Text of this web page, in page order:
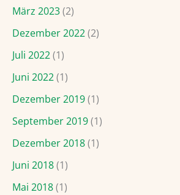
März 2023(2)
Dezember 2022(2)
Juli 2022(1)
Juni 2022(1)
Dezember 2019(1)
September 2019(1)
Dezember 2018(1)
Juni 2018(1)
Mai 2018(1)